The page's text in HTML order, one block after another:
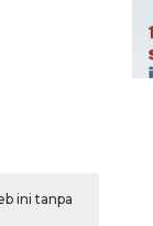
ini tanpa